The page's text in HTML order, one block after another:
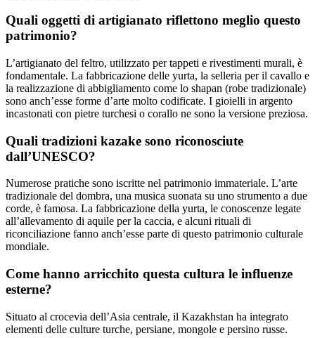
Quali oggetti di artigianato riflettono meglio questo
patrimonio?
L’artigianato del feltro, utilizzato per tappeti e rivestimenti murali, è
fondamentale. La fabbricazione delle yurta, la selleria per il cavallo e
la realizzazione di abbigliamento come lo shapan (robe tradizionale)
sono anch’esse forme d’arte molto codificate. I gioielli in argento
incastonati con pietre turchesi o corallo ne sono la versione preziosa.
Quali tradizioni kazake sono riconosciute
dall’UNESCO?
Numerose pratiche sono iscritte nel patrimonio immateriale. L’arte
tradizionale del dombra, una musica suonata su uno strumento a due
corde, è famosa. La fabbricazione della yurta, le conoscenze legate
all’allevamento di aquile per la caccia, e alcuni rituali di
riconciliazione fanno anch’esse parte di questo patrimonio culturale
mondiale.
Come hanno arricchito questa cultura le influenze
esterne?
Situato al crocevia dell’Asia centrale, il Kazakhstan ha integrato
elementi delle culture turche, persiane, mongole e persino russe.